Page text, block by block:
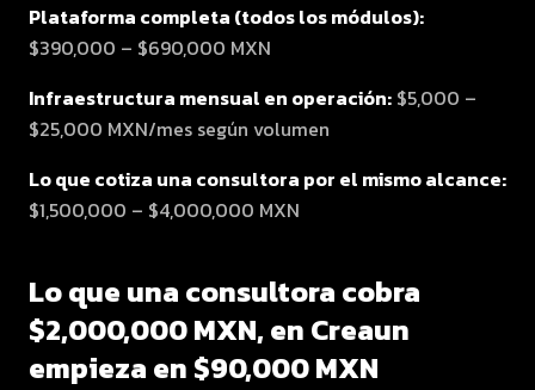
Plataforma completa (todos los módulos):
$390,000 – $690,000 MXN
Infraestructura mensual en operación: $5,000 –
$25,000 MXN/mes según volumen
Lo que cotiza una consultora por el mismo alcance:
$1,500,000 – $4,000,000 MXN
Lo que una consultora cobra
$2,000,000 MXN, en Creaun
empieza en $90,000 MXN